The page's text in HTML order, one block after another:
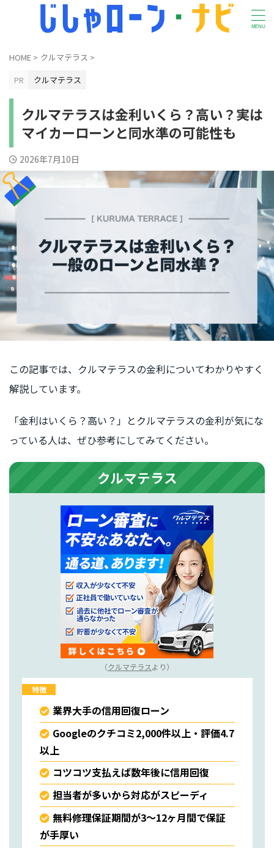
HOME > クルマテラス >
PR
クルマテラス
クルマテラスは金利いくら？高い？実は
マイカーローンと同水準の可能性も
2026年7月10日
この記事では、クルマテラスの金利についてわかりやすく
解説しています。
「金利はいくら？高い？」とクルマテラスの金利が気にな
っている人は、ぜひ参考にしてみてください。
クルマテラス
（クルマテラスより）
特徴
業界大手の信用回復ローン
Googleのクチコミ2,000件以上・評価4.7
以上
コツコツ支払えば数年後に信用回復
担当者が多いから対応がスピーディ
無料修理保証期間が3〜12ヶ月間で保証
が手厚い